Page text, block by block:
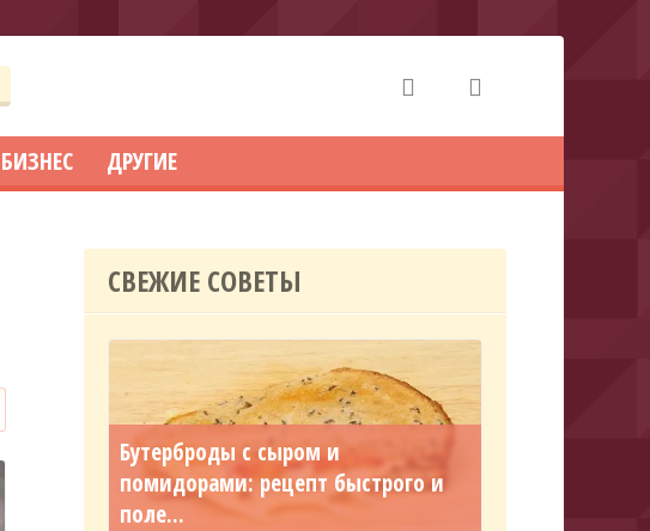
БИЗНЕС ДРУГИЕ
СВЕЖИЕ СОВЕТЫ
Бутерброды с сыром и
помидорами: рецепт быстрого и
поле...